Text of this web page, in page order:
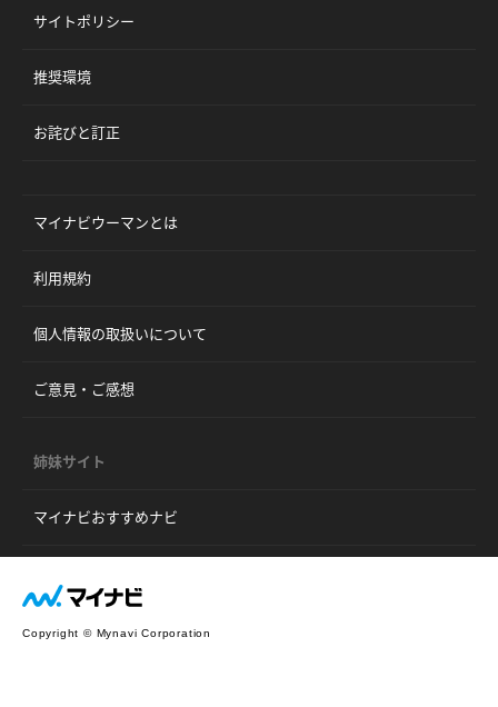
サイトポリシー
推奨環境
お詫びと訂正
マイナビウーマンとは
利用規約
個人情報の取扱いについて
ご意見・ご感想
姉妹サイト
マイナビおすすめナビ
Copyright © Mynavi Corporation